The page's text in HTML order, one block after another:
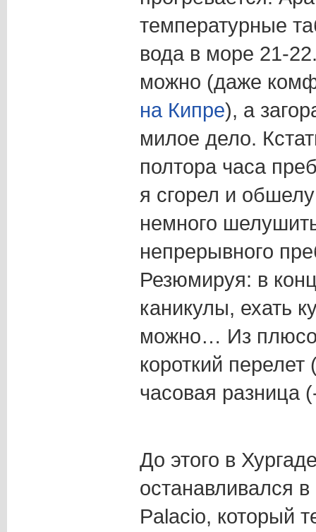
температурные
вода в море 21-
можно (даже
на Кипре), а
милое дело.
полтора часа
я сгорел и
немного
непрерывного
Резюмируя: в
каникулы, ехать
можно… Из
короткий
часовая разница
До этого в
останавливался
Palacio, который